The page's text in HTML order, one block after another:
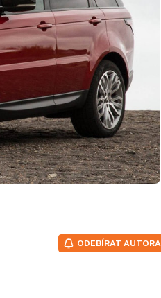
ODEBÍRAT AUTORA